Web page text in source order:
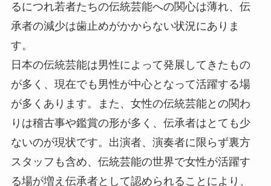
るにつれ若者たちの伝統芸能への関心は薄れ、伝
承者の減少は歯止めがかからない状況にありま
す。
日本の伝統芸能は男性によって発展してきたもの
が多く、現在でも男性が中心となって活躍する場
が多くあります。また、女性の伝統芸能との関わ
りは稽古事や鑑賞の形が多く、伝承者はとても少
ないのが現状です。出演者、演奏者に限らず裏方
スタッフも含め、伝統芸能の世界で女性が活躍す
る場が増え伝承者として認められることにより、